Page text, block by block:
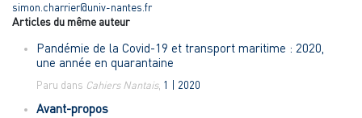
simon.charrier@univ-nantes.fr
Articles du même auteur
Pandémie de la Covid-19 et transport maritime : 2020,
une année en quarantaine
Paru dans Cahiers Nantais, 1 | 2020
Avant-propos